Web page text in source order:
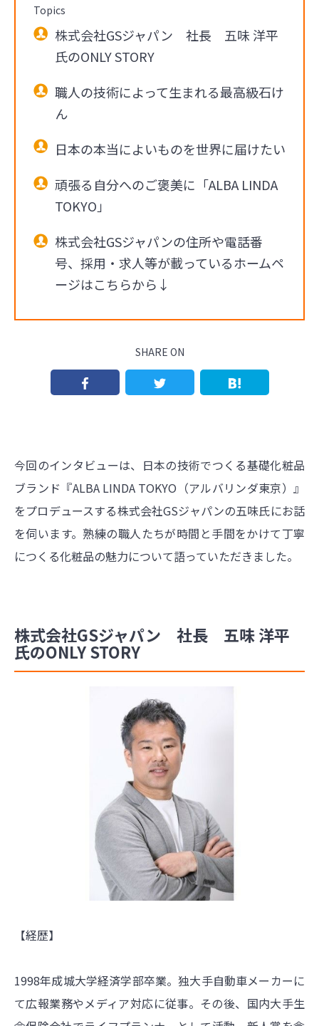
Topics
株式会社GSジャパン 社長 五味 洋平
氏のONLY STORY
職人の技術によって生まれる最高級石け
ん
日本の本当によいものを世界に届けたい
頑張る自分へのご褒美に「ALBA LINDA
TOKYO」
株式会社GSジャパンの住所や電話番
号、採用・求人等が載っているホームペ
ージはこちらから↓
SHARE ON
今回のインタビューは、日本の技術でつくる基礎化粧品
ブランド『ALBA LINDA TOKYO（アルバリンダ東京）』
をプロデュースする株式会社GSジャパンの五味氏にお話
を伺います。熟練の職人たちが時間と手間をかけて丁寧
につくる化粧品の魅力について語っていただきました。
株式会社GSジャパン 社長 五味 洋平
氏のONLY STORY
【経歴】
1998年成城大学経済学部卒業。独大手自動車メーカーに
て広報業務やメディア対応に従事。その後、国内大手生